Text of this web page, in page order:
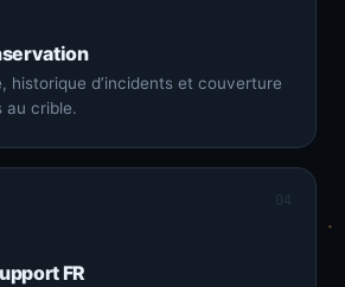
historique d’incidents et couverture
au crible.
04
FR